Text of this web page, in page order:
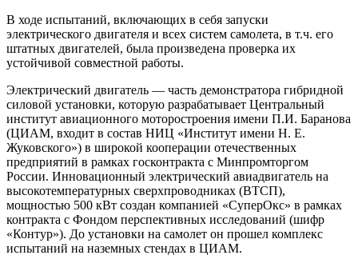
В ходе испытаний, включающих в себя запуски
электрического двигателя и всех систем самолета, в т.ч. его
штатных двигателей, была произведена проверка их
устойчивой совместной работы.
Электрический двигатель — часть демонстратора гибридной
силовой установки, которую разрабатывает Центральный
институт авиационного моторостроения имени П.И. Баранова
(ЦИАМ, входит в состав НИЦ «Институт имени Н. Е.
Жуковского») в широкой кооперации отечественных
предприятий в рамках госконтракта с Минпромторгом
России. Инновационный электрический авиадвигатель на
высокотемпературных сверхпроводниках (ВТСП),
мощностью 500 кВт создан компанией «СуперОкс» в рамках
контракта с Фондом перспективных исследований (шифр
«Контур»). До установки на самолет он прошел комплекс
испытаний на наземных стендах в ЦИАМ.